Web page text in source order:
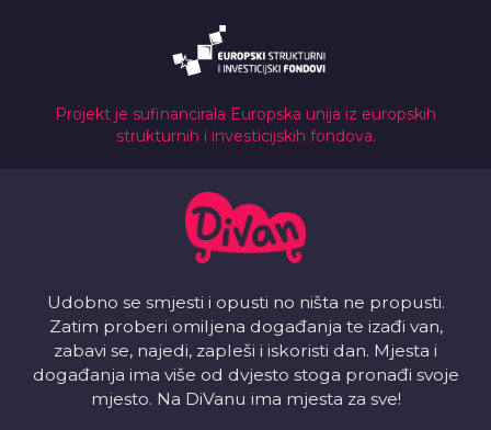
Projekt je sufinancirala Europska unija iz europskih
strukturnih i investicijskih fondova.
Udobno se smjesti i opusti no ništa ne propusti.
Zatim proberi omiljena događanja te izađi van,
zabavi se, najedi, zapleši i iskoristi dan. Mjesta i
događanja ima više od dvjesto stoga pronađi svoje
mjesto. Na DiVanu ima mjesta za sve!